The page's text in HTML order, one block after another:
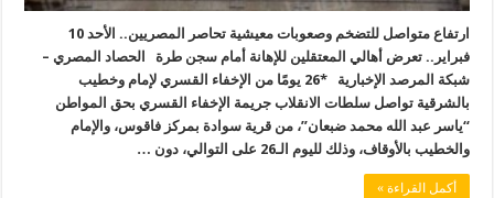
ارتفاع متواصل للتضخم وصعوبات معيشية تحاصر المصريين.. الأحد 10
فبراير.. تعرض أهالي المعتقلين للإهانة أمام سجن طرة الحصاد المصري –
شبكة المرصد الإخبارية *26 يومًا من الإخفاء القسري لإمام وخطيب
بالشرقية تواصل سلطات الانقلاب جريمة الإخفاء القسري بحق المواطن
“ياسر عبد الله محمد ضبعان”، من قرية سوادة بمركز فاقوس، والإمام
والخطيب بالأوقاف، وذلك لليوم الـ26 على التوالي، دون …
أكمل القراءة »